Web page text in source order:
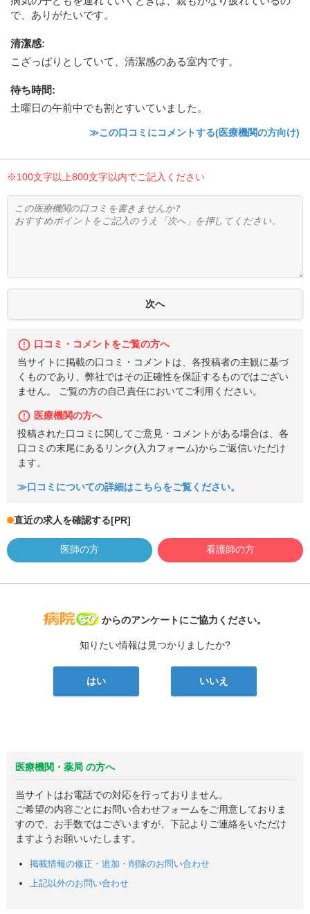
で、ありがたいです。
清潔感:
こざっぱりとしていて、清潔感のある室内です。
待ち時間:
土曜日の午前中でも割とすいていました。
≫この口コミにコメントする(医療機関の方向け)
※100文字以上800文字以内でご記入ください
口コミ・コメントをご覧の方へ
当サイトに掲載の口コミ・コメントは、各投稿者の主観に基づ
くものであり、弊社ではその正確性を保証するものではござい
ません。 ご覧の方の自己責任においてご利用ください。
医療機関の方へ
投稿された口コミに関してご意見・コメントがある場合は、各
口コミの末尾にあるリンク(入力フォーム)からご返信いただけ
ます。
≫口コミについての詳細はこちらをご覧ください。
直近の求人を確認する[PR]
医師の方 看護師の方
病院なび
からのアンケートにご協力ください。
知りたい情報は見つかりましたか?
はい いいえ
医療機関・薬局 の方へ
当サイトはお電話での対応を行っておりません。
ご希望の内容ごとにお問い合わせフォームをご用意しておりま
すので、お手数ではございますが、下記よりご連絡をいただけ
ますようお願いいたします。
掲載情報の修正・追加・削除のお問い合わせ
上記以外のお問い合わせ